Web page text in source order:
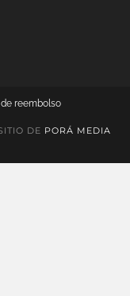
reembolso
DE PORÁ MEDIA